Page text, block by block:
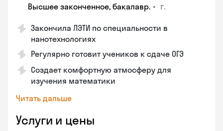
Высшее законченное, бакалавр. • г.
Закончила ЛЭТИ по специальности в
нанотехнологиях
Регулярно готовит учеников к сдаче ОГЭ
Создает комфортную атмосферу для
изучения математики
Читать дальше
Услуги и цены